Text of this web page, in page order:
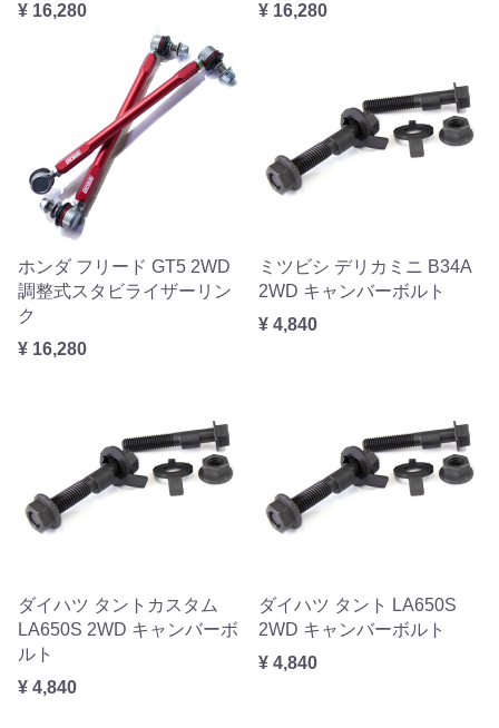
¥ 16,280
¥ 16,280
ホンダ フリード GT5 2WD
調整式スタビライザーリン
ク
¥ 16,280
ミツビシ デリカミニ B34A
2WD キャンバーボルト
¥ 4,840
ダイハツ タントカスタム
LA650S 2WD キャンバーボ
ルト
¥ 4,840
ダイハツ タント LA650S
2WD キャンバーボルト
¥ 4,840